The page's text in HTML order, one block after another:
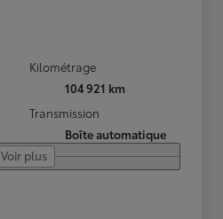
Kilométrage
104 921 km
Transmission
Boîte automatique
Voir plus